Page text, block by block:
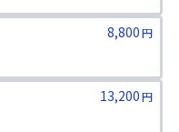
8,800円
13,200円